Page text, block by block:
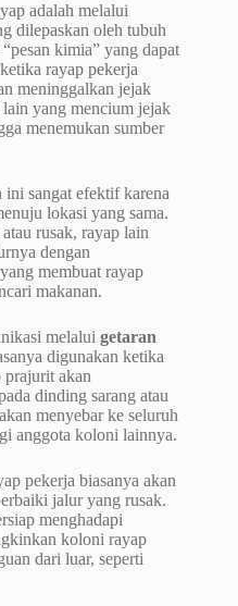
adalah melalui
dilepaskan oleh tubuh
kimia” yang dapat
rayap pekerja
meninggalkan jejak
yang mencium jejak
menemukan sumber
ini sangat efektif karena
lokasi yang sama.
rusak, rayap lain
dengan
membuat rayap
makanan.
melalui getaran
digunakan ketika
prajurit akan
dinding sarang atau
menyebar ke seluruh
anggota koloni lainnya.
pekerja biasanya akan
jalur yang rusak.
menghadapi
koloni rayap
dari luar, seperti